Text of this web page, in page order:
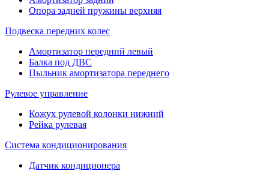
Опора задней пружины верхняя
Подвеска передних колес
Амортизатор передний левый
Балка под ДВС
Пыльник амортизатора переднего
Рулевое управление
Кожух рулевой колонки нижний
Рейка рулевая
Система кондиционирования
Датчик кондиционера